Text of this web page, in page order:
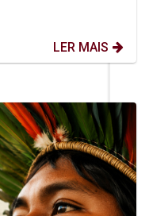
LER MAIS